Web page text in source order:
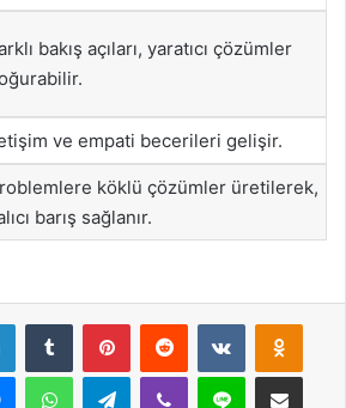
bakış açıları, yaratıcı çözümler
ve empati becerileri gelişir.
köklü çözümler üretilerek,
barış sağlanır.
LinkedInTumblr PinterestReddit VKontakte
MessengerWhatsAppTelegramViber Line E-Posta ile